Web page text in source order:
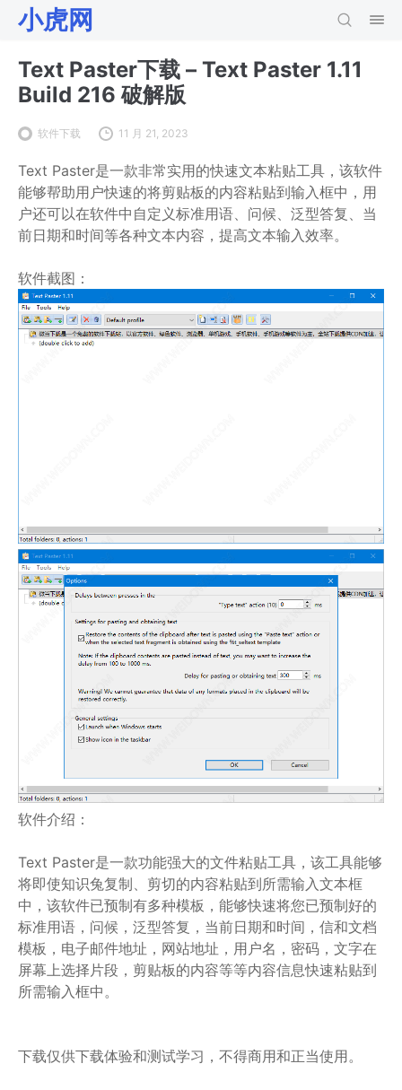
小虎网
Text Paster下载 – Text Paster 1.11
Build 216 破解版
软件下载 11 月 21, 2023
Text Paster是一款非常实用的快速文本粘贴工具，该软件
能够帮助用户快速的将剪贴板的内容粘贴到输入框中，用
户还可以在软件中自定义标准用语、问候、泛型答复、当
前日期和时间等各种文本内容，提高文本输入效率。
软件截图：
软件介绍：
Text Paster是一款功能强大的文件粘贴工具，该工具能够
将即使知识兔复制、剪切的内容粘贴到所需输入文本框
中，该软件已预制有多种模板，能够快速将您已预制好的
标准用语，问候，泛型答复，当前日期和时间，信和文档
模板，电子邮件地址，网站地址，用户名，密码，文字在
屏幕上选择片段，剪贴板的内容等等内容信息快速粘贴到
所需输入框中。
下载仅供下载体验和测试学习，不得商用和正当使用。